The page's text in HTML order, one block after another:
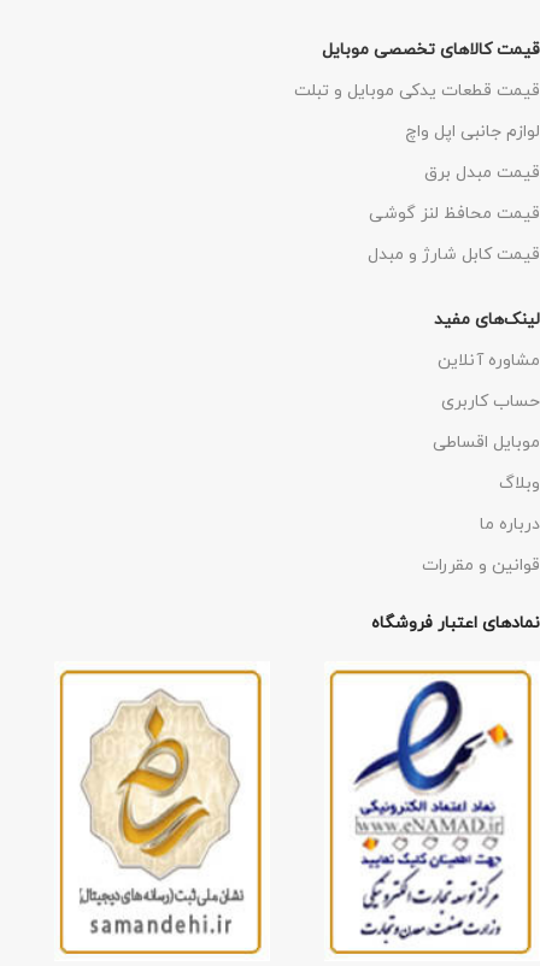
قیمت کالاهای تخصصی موبایل
قیمت قطعات یدکی موبایل و تبلت
لوازم جانبی اپل واچ
قیمت مبدل برق
قیمت محافظ لنز گوشی
قیمت کابل شارژ و مبدل
لینک‌های مفید
مشاوره آنلاین
حساب کاربری
موبایل اقساطی
وبلاگ
درباره ما
قوانین و مقررات
نمادهای اعتبار فروشگاه